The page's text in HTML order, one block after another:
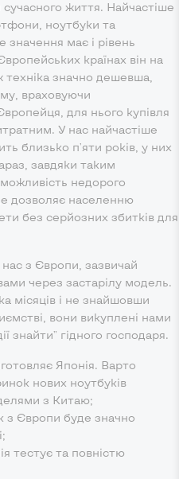
життя. Найчастіше
ноутбуки та
має і рівень
країнах він на
техніка значно дешевша,
враховуючи
для нього купівля
У нас найчастіше
близько п'яти років, у них
завдяки таким
недорого
дозволяє населенню
без серйозних збитків для
з Європи, зазвичай
через застарілу модель.
місяців і не знайшовши
вони викуплені нами
знайти" гідного господаря.
Японія. Варто
нових ноутбуків
з Китаю;
з Європи буде значно
тестує та повністю